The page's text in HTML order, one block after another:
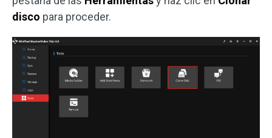
disco para proceder.